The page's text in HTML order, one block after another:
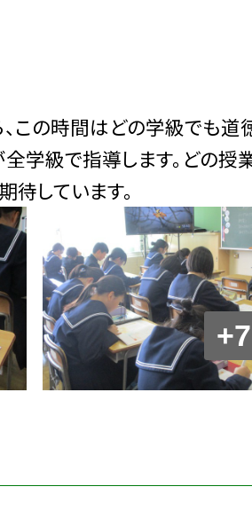
、この時間はどの学級でも道
学級で指導します。どの授
しています。
+7